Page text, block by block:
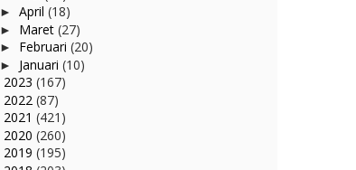
► April (18)
► Maret (27)
► Februari (20)
► Januari (10)
2023 (167)
2022 (87)
2021 (421)
2020 (260)
2019 (195)